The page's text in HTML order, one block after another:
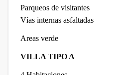
Parqueos de visitantes
Vías internas asfaltadas
Areas verde
VILLA TIPO A